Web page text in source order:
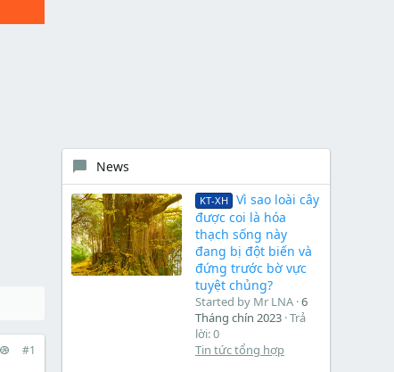
#1
News
KT-XH
Vì sao loài cây
được coi là hóa
thạch sống này
đang bị đột biến và
đứng trước bờ vực
tuyệt chủng?
Started by Mr LNA 6
Tháng chín 2023 Trả
lời: 0
Tin tức tổng hợp